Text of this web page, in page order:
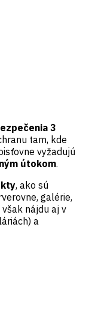
3
tam, kde
vyžadujú
útokom.
, ako sú
galérie,
nájdu aj v
a